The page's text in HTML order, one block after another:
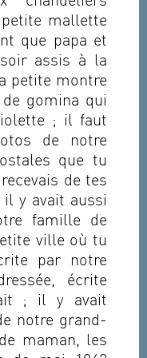
mallette
que papa et
assis à la
petite montre
gomina qui
; il faut
de notre
que tu
de tes
y avait aussi
famille de
ville où tu
par notre
écrite
; il y avait
notre grand-
maman, les